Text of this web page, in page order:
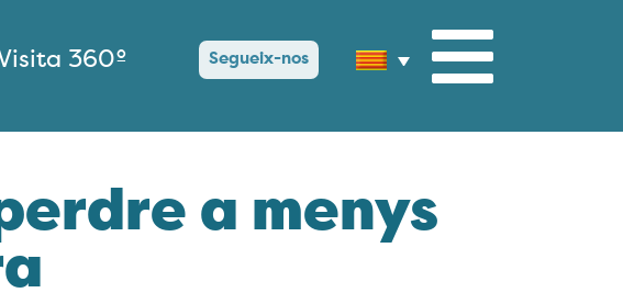
360º Segueix-nos
a menys